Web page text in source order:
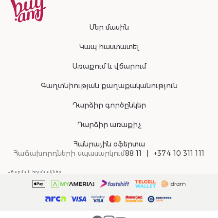
Մեր մասին
Կապ հաստատել
Առաքում և վճարում
Գաղտնիության քաղաքականություն
Դարձիր գործընկեր
Դարձիր առաքիչ
Հանրային օֆերտա
Հաճախորդների սպասարկում88 11 +374 10 311 111
Վճարման եղանակներ